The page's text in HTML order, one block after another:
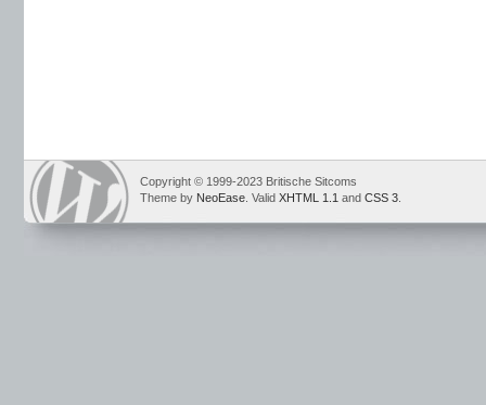
Copyright © 1999-2023 Britische Sitcoms
Theme by NeoEase . Valid XHTML 1.1 and CSS 3